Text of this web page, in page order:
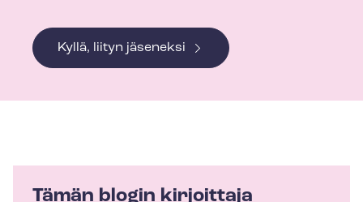
Kyllä, liityn jäseneksi
Tämän blogin kirjoittaja